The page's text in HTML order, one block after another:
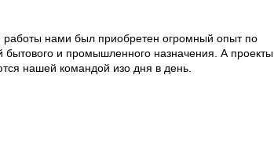
работы нами был приобретен огромный опыт по
бытового и промышленного назначения. А проекты
нашей командой изо дня в день.